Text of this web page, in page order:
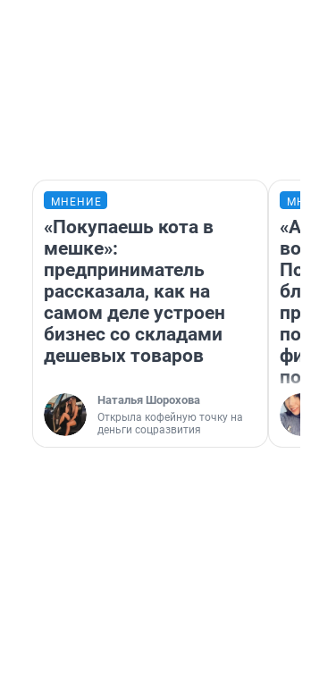
МНЕНИЕ
«Покупаешь кота в
мешке»:
предприниматель
рассказала, как на
самом деле устроен
бизнес со складами
дешевых товаров
Наталья Шорохова
Открыла кофейную точку на
деньги соцразвития
вот